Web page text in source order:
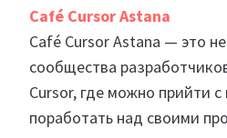
Café Cursor Astana
Café Cursor Astana — это
сообщества
Cursor, где можно прийти
поработать над своими